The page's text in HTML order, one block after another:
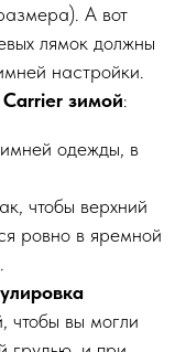
А вот
лямок должны
настройки.
зимой:
одежды, в
чтобы верхний
ровно в яремной
чтобы вы могли